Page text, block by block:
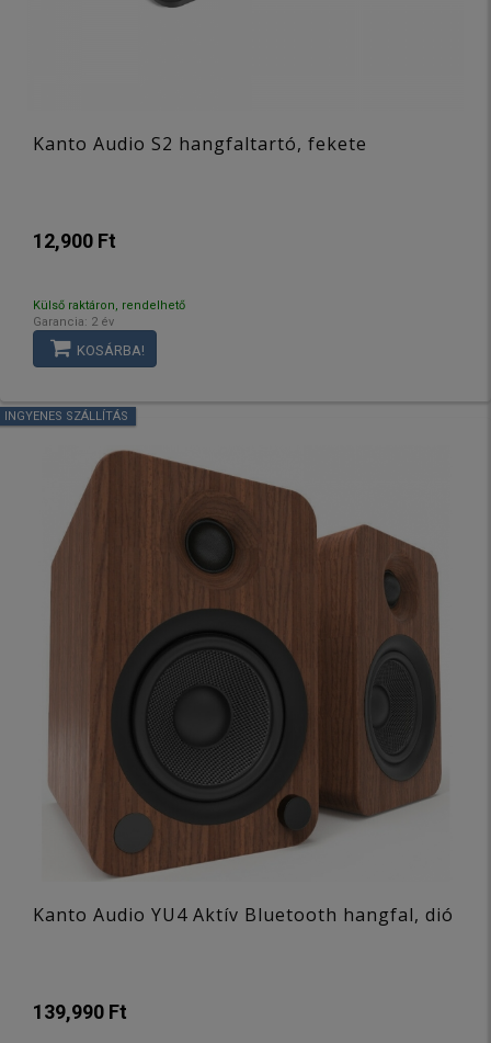
Kanto Audio S2 hangfaltartó, fekete
12,900 Ft
Külső raktáron, rendelhető
Garancia: 2 év
KOSÁRBA!
INGYENES SZÁLLÍTÁS
Kanto Audio YU4 Aktív Bluetooth hangfal, dió
139,990 Ft